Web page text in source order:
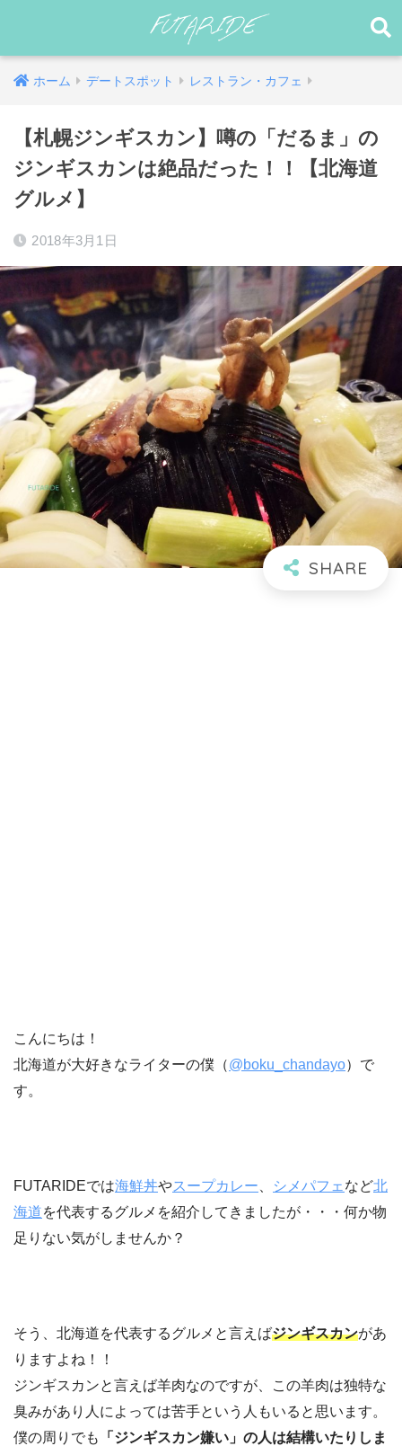
ホーム デートスポット レストラン・カフェ
【札幌ジンギスカン】噂の「だるま」の
ジンギスカンは絶品だった！！【北海道
グルメ】
2018年3月1日
こんにちは！
北海道が大好きなライターの僕（@boku_chandayo）で
す。
FUTARIDEでは海鮮丼やスープカレー シメパフェ など北
海道を代表するグルメを紹介してきましたが・・・何か物
足りない気がしませんか？
そう、北海道を代表するグルメと言えばジンギスカンがあ
りますよね！！
ジンギスカンと言えば羊肉なのですが、この羊肉は独特な
臭みがあり人によっては苦手という人もいると思います。
僕の周りでも
「ジンギスカン嫌い」の人は結構いたりしま